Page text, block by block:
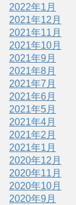
2022年1月
2021年12月
2021年11月
2021年10月
2021年9月
2021年8月
2021年7月
2021年6月
2021年5月
2021年4月
2021年2月
2021年1月
2020年12月
2020年11月
2020年10月
2020年9月